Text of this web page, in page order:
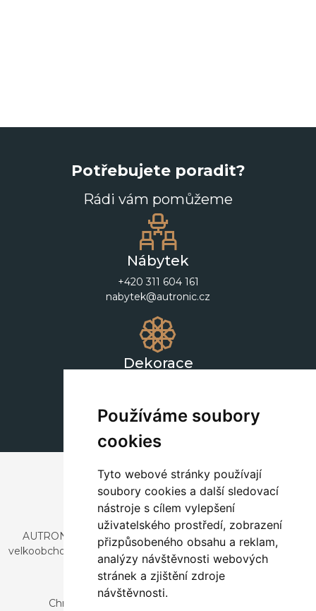
Používáme soubory
cookies
Tyto webové stránky používají
soubory cookies a další sledovací
nástroje s cílem vylepšení
uživatelského prostředí, zobrazení
přizpůsobeného obsahu a reklam,
analýzy návštěvnosti webových
stránek a zjištění zdroje
návštěvnosti.
Potřebujete poradit?
Rádi vám pomůžeme
Nábytek
+420 311 604 161
nabytek@autronic.cz
Dekorace
AUTRONIC, s.r.o. je společnost zabývající se dovozem a
velkoobchodním prodejem designového i stylového nábytku
a dekorací.
Česká republika
Chrustenice 270, 267 12 Loděnice u Berouna